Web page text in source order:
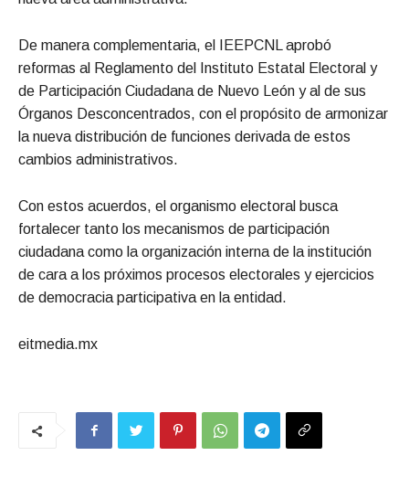
De manera complementaria, el IEEPCNL aprobó
reformas al Reglamento del Instituto Estatal Electoral y
de Participación Ciudadana de Nuevo León y al de sus
Órganos Desconcentrados, con el propósito de armonizar
la nueva distribución de funciones derivada de estos
cambios administrativos.
Con estos acuerdos, el organismo electoral busca
fortalecer tanto los mecanismos de participación
ciudadana como la organización interna de la institución
de cara a los próximos procesos electorales y ejercicios
de democracia participativa en la entidad.
eitmedia.mx